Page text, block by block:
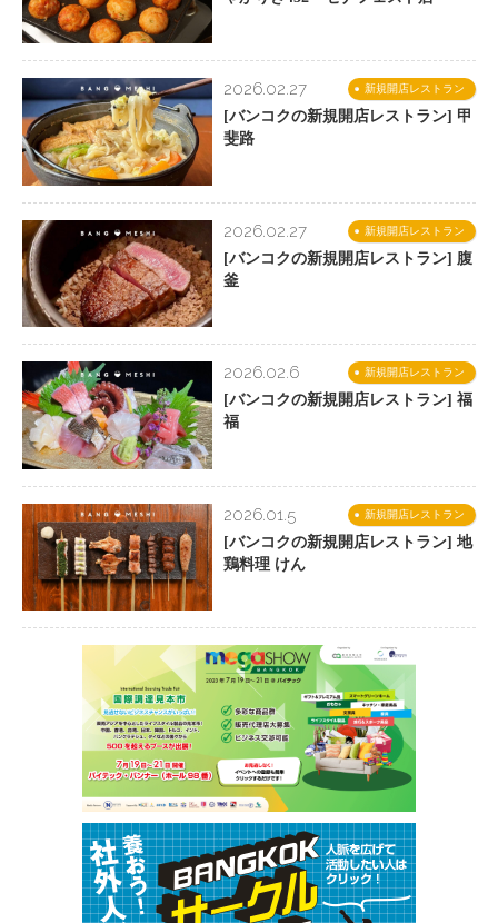
新規開店レストラン
2026.02.27
[バンコクの新規開店レストラン] 甲
斐路
新規開店レストラン
2026.02.27
[バンコクの新規開店レストラン] 腹
釜
新規開店レストラン
2026.02.6
[バンコクの新規開店レストラン] 福
福
新規開店レストラン
2026.01.5
[バンコクの新規開店レストラン] 地
鶏料理 けん